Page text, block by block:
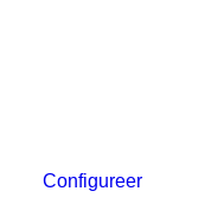
Configureer